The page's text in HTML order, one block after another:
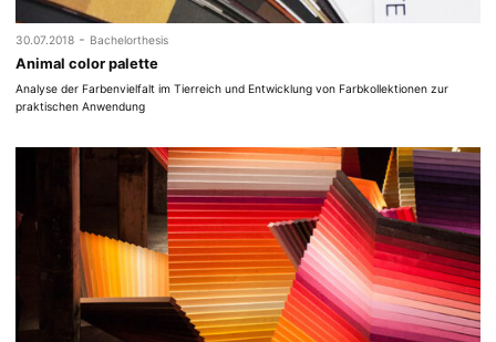
30.07.2018 - Bachelorthesis
Animal color palette
Analyse der Farbenvielfalt im Tierreich und Entwicklung von Farbkollektionen zur
praktischen Anwendung